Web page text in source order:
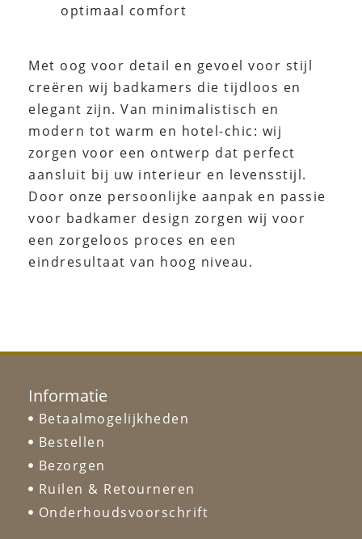
optimaal comfort
Met oog voor detail en gevoel voor stijl
creëren wij badkamers die tijdloos en
elegant zijn. Van minimalistisch en
modern tot warm en hotel-chic: wij
zorgen voor een ontwerp dat perfect
aansluit bij uw interieur en levensstijl.
Door onze persoonlijke aanpak en passie
voor badkamer design zorgen wij voor
een zorgeloos proces en een
eindresultaat van hoog niveau.
Informatie
Betaalmogelijkheden
Bestellen
Bezorgen
Ruilen & Retourneren
Onderhoudsvoorschrift